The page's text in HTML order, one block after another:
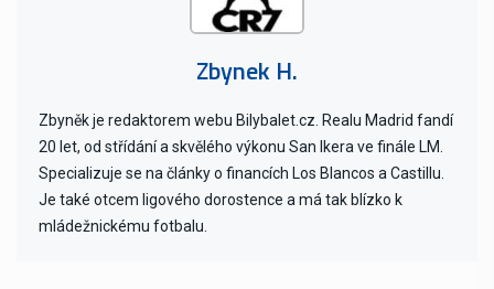
Zbynek H.
Zbyněk je redaktorem webu Bilybalet.cz. Realu Madrid fandí
20 let, od střídání a skvělého výkonu San Ikera ve finále LM.
Specializuje se na články o financích Los Blancos a Castillu.
Je také otcem ligového dorostence a má tak blízko k
mládežnickému fotbalu.